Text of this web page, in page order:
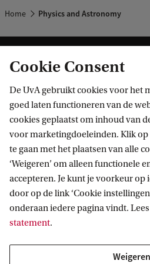
Home Physics and Astronomy
Informatie voor
Bachelorstudiekiezers
Masterstudiekiezers
UvA-studenten
Medewerkers
Journalisten
Alumni
Schooldecanen en vakdocenten
Direct naar
Webmail
Bibliotheek
Vacatures
Huisstijl
Contact
UvA op social media
Cookie Consent
De UvA gebruikt cookies voor het
goed laten functioneren van de
cookies geplaatst om inhoud van
voor marketingdoeleinden. Klik op
te gaan met het plaatsen van alle
‘Weigeren’ om alleen functionele
accepteren. Je kunt je voorkeur
door op de link ‘Cookie
onderaan iedere pagina vindt.
statement.
Weigeren